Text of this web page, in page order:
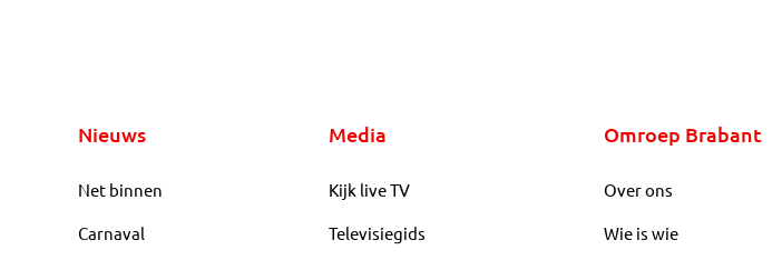
Nieuws
Net binnen
Carnaval
Media
Kijk live TV
Televisiegids
Omroep Brabant
Over ons
Wie is wie